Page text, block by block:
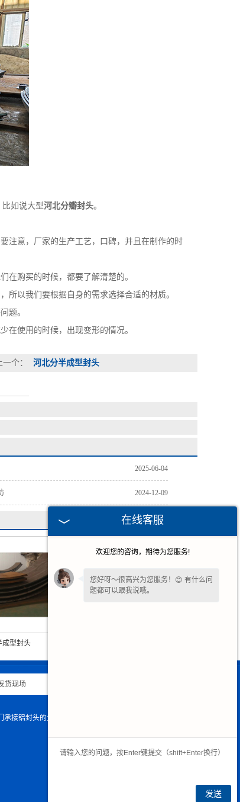
如说大型河北分瓣封头。
注意，厂家的生产工艺，口碑，并且在制作的时
在购买的时候，都要了解清楚的。
以我们要根据自身的需求选择合适的材质。
题。
使用的时候，出现变形的情况。
一个： 河北分半成型封头
2025-06-04
2024-12-09
成型封头
货现场
接铝封头的生产与加工,欢迎致电咨询.
在线客服
欢迎您的咨询，期待为您服务!
您好呀～很高兴为您服务！😊 有什么问
题都可以跟我说哦。
发送